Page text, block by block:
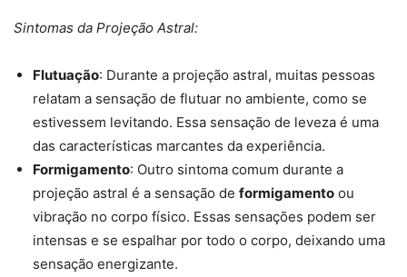
Sintomas da Projeção Astral:
Flutuação: Durante a projeção astral, muitas pessoas
relatam a sensação de flutuar no ambiente, como se
estivessem levitando. Essa sensação de leveza é uma
das características marcantes da experiência.
Formigamento: Outro sintoma comum durante a
projeção astral é a sensação de formigamento ou
vibração no corpo físico. Essas sensações podem ser
intensas e se espalhar por todo o corpo, deixando uma
sensação energizante.